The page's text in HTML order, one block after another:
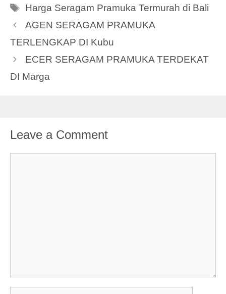
Tags
Harga Seragam Pramuka Termurah di Bali
AGEN SERAGAM PRAMUKA
TERLENGKAP DI Kubu
ECER SERAGAM PRAMUKA TERDEKAT
DI Marga
Leave a Comment